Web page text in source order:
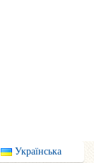
Українська